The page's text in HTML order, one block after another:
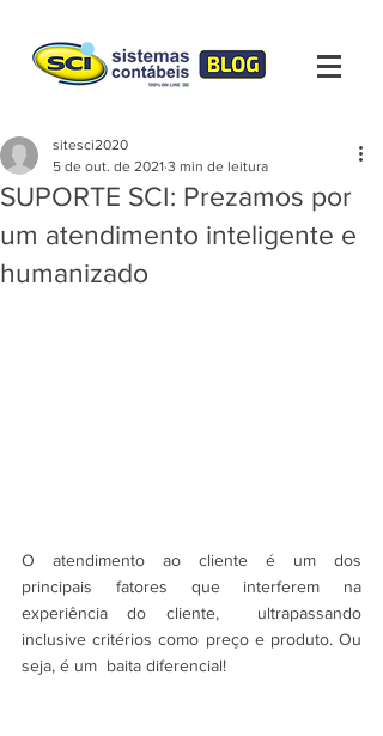
SUPORTE SCI: Prezamos por
um atendimento inteligente e
humanizado
sitesci2020
5 de out. de 2021 3 min de leitura
O atendimento ao cliente é um dos
principais fatores que interferem na
experiência do cliente,  ultrapassando
inclusive critérios como preço e produto. Ou
seja, é um  baita diferencial!